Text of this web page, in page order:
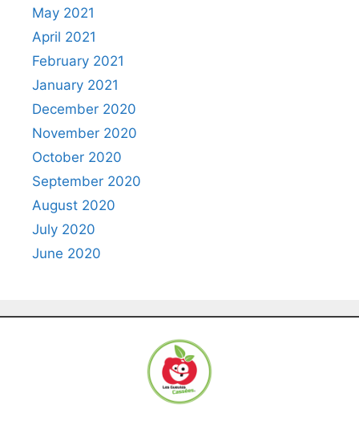
May 2021
April 2021
February 2021
January 2021
December 2020
November 2020
October 2020
September 2020
August 2020
July 2020
June 2020